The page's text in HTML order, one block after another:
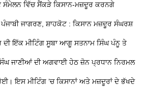
ਸੰਮੇਲਨ ਵਿੱਚ ਸੈਂਕੜੇ ਕਿਸਾਨ-ਮਜ਼ਦੂਰ ਕਰਨਗੇ
ਜਾਗਰਣ, ਸ਼ਾਹਕੋਟ : ਕਿਸਾਨ ਮਜ਼ਦੂਰ ਸੰਘਰਸ਼
ਦੀ ਇੱਕ ਮੀਟਿੰਗ ਸੂਬਾ ਆਗੂ ਸਤਨਾਮ ਸਿੰਘ ਪੰਨੂ ਤੇ
ਜਾਣੀਆਂ ਦੀ ਅਗਵਾਈ ਹੇਠ ਜ਼ੋਨ ਪ੍ਰਧਾਨ ਨਿਰਮਲ
ਇਸ ਮੀਟਿੰਗ ’ਚ ਕਿਸਾਨਾਂ ਅਤੇ ਮਜ਼ਦੂਰਾਂ ਦੇ ਭੱਖਦੇ